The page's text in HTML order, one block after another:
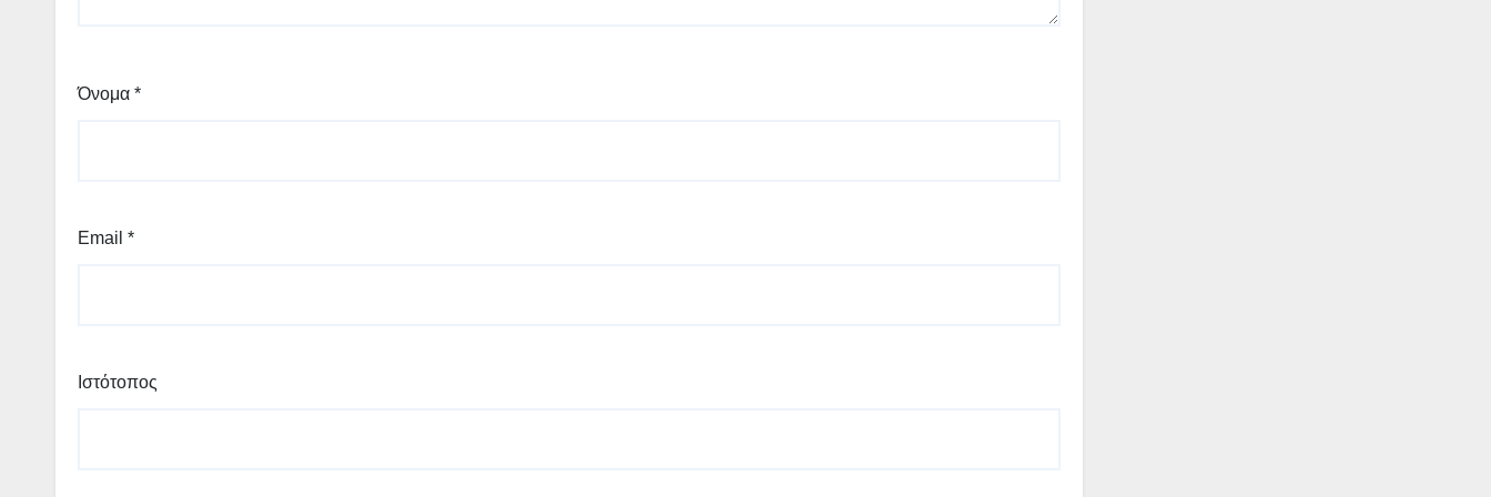
Όνομα *
Email *
Ιστότοπος